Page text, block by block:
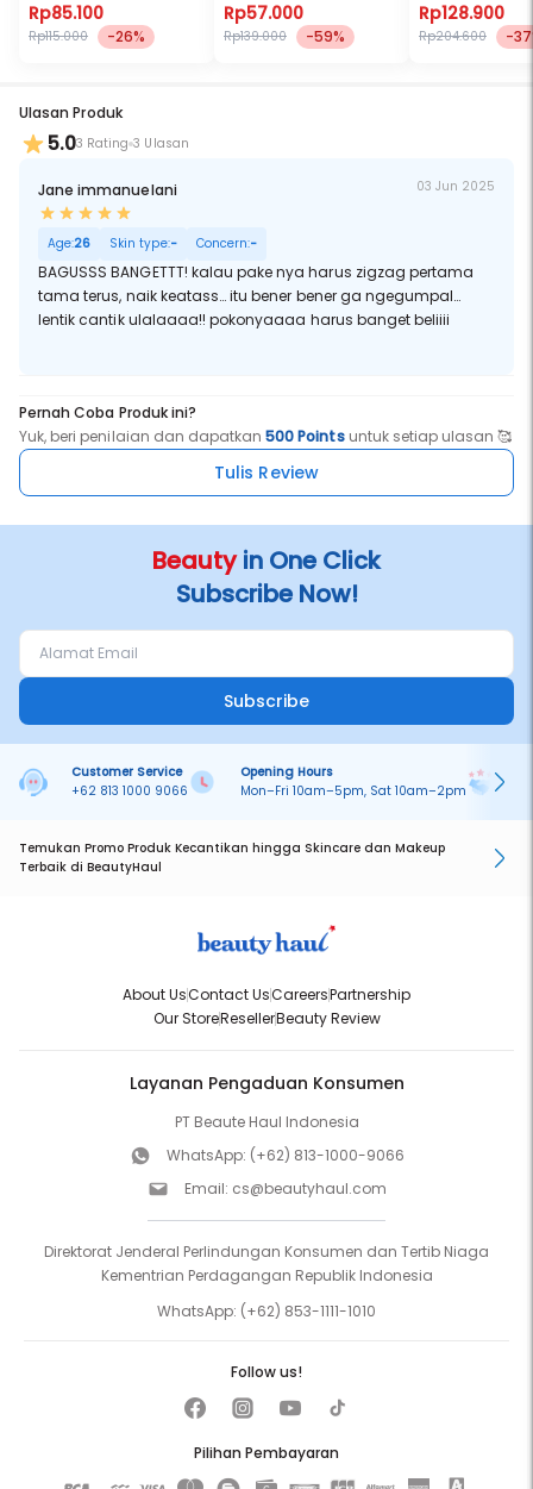
Rp85.100
Rp115.000 -26%
Rp57.000
Rp139.000 -59%
Rp128.900
Rp204.600 -
Ulasan Produk
5.03 Rating 3 Ulasan
Jane immanuelani 03 Jun 2025
Age:26 Skin type:- Concern:-
BAGUSSS BANGETTT! kalau pake nya harus zigzag pertama
tama terus, naik keatass… itu bener bener ga ngegumpal…
lentik cantik ulalaaaa!! pokonyaaaa harus banget beliiii
Pernah Coba Produk ini?
Yuk, beri penilaian dan dapatkan500 Pointsuntuk setiap ulasan 🥰
Tulis Review
Beautyin One Click
Subscribe Now!
Subscribe
Customer Service
+62 813 1000 9066
Opening Hours
Mon–Fri 10am–5pm, Sat 10am–2pm
Temukan Promo Produk Kecantikan hingga Skincare dan Makeup
Terbaik di BeautyHaul
About UsContact UsCareersPartnership
Our StoreResellerBeauty Review
Layanan Pengaduan Konsumen
PT Beaute Haul Indonesia
WhatsApp: (+62) 813-1000-9066
Email: cs@beautyhaul.com
Direktorat Jenderal Perlindungan Konsumen dan Tertib Niaga
Kementrian Perdagangan Republik Indonesia
WhatsApp: (+62) 853-1111-1010
Pilihan Pembayaran
Follow us!